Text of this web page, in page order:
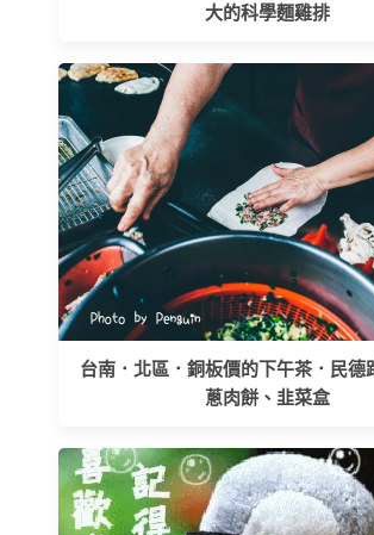
大的科學麵雞排
台南．北區．銅板價的下午茶．民德
蔥肉餅、韭菜盒